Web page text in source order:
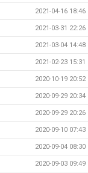
2021-04-16 18:46
2021-03-31 22:26
2021-03-04 14:48
2021-02-23 15:31
2020-10-19 20:52
2020-09-29 20:34
2020-09-29 20:26
2020-09-10 07:43
2020-09-04 08:30
2020-09-03 09:49